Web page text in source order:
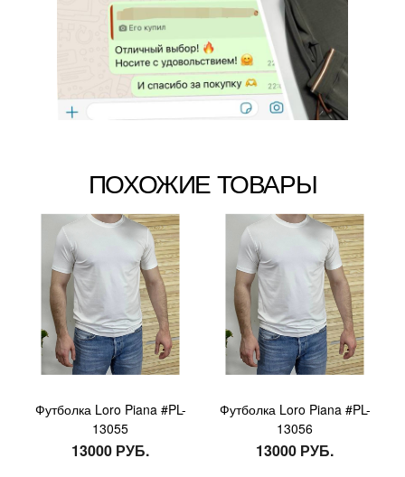
ПОХОЖИЕ ТОВАРЫ
Футболка Loro Piana #PL-
13055
13000 РУБ.
Футболка Loro Piana #PL-
13056
13000 РУБ.